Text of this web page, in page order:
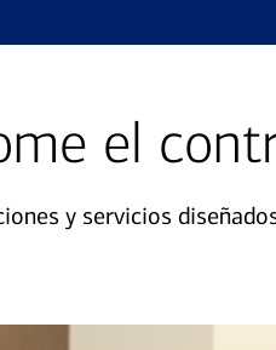
el
y servicios